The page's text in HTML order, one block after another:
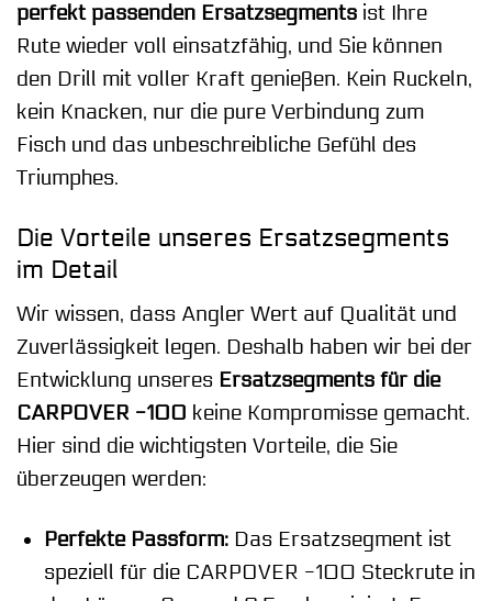
perfekt passenden Ersatzsegments ist Ihre
Rute wieder voll einsatzfähig, und Sie können
den Drill mit voller Kraft genießen. Kein Ruckeln,
kein Knacken, nur die pure Verbindung zum
Fisch und das unbeschreibliche Gefühl des
Triumphes.
Die Vorteile unseres Ersatzsegments
im Detail
Wir wissen, dass Angler Wert auf Qualität und
Zuverlässigkeit legen. Deshalb haben wir bei der
Entwicklung unseres Ersatzsegments für die
CARPOVER -100 keine Kompromisse gemacht.
Hier sind die wichtigsten Vorteile, die Sie
überzeugen werden:
Perfekte Passform:Das Ersatzsegment ist
speziell für die CARPOVER -100 Steckrute in